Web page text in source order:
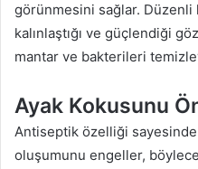
görünmesini sağlar. Düzenli
kalınlaştığı ve güçlendiği
mantar ve bakterileri
Ayak Kokusunu
Antiseptik özelliği
oluşumunu engeller,